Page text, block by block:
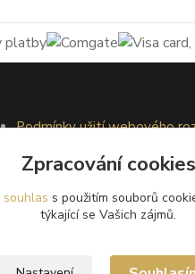
Podmínky užití webového
Ochrana osobních údajů
Kontakty
Zpracování cookies
souhlas s použitím souborů
týkající se Vašich zájmů.